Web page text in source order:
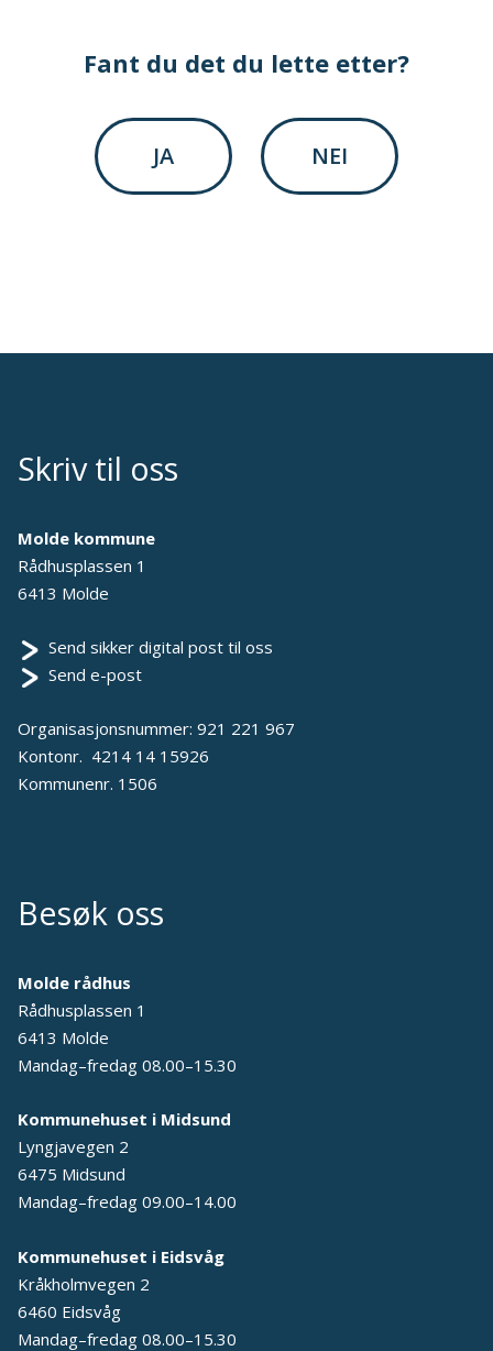
Fant du det du lette etter?
JA NEI
Skriv til oss
Molde kommune
Rådhusplassen 1
6413 Molde
Send sikker digital post til oss
Send e-post
Organisasjonsnummer: 921 221 967
Kontonr. 4214 14 15926
Kommunenr. 1506
Besøk oss
Molde rådhus
Rådhusplassen 1
6413 Molde
Mandag–fredag 08.00–15.30
Kommunehuset i Midsund
Lyngjavegen 2
6475 Midsund
Mandag–fredag 09.00–14.00
Kommunehuset i Eidsvåg
Kråkholmvegen 2
6460 Eidsvåg
Mandag–fredag 08.00–15.30